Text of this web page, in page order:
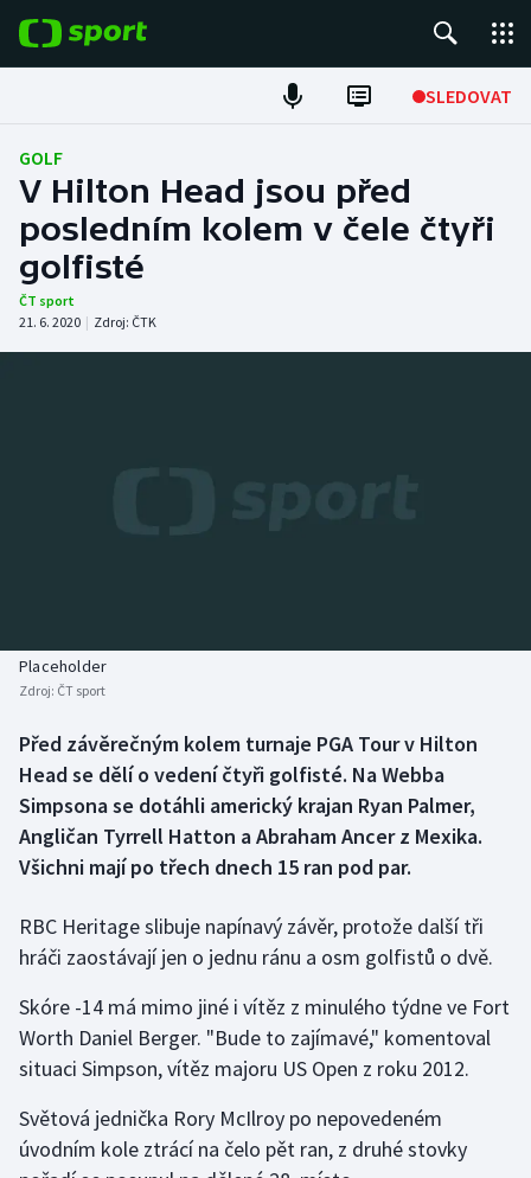
SLEDOVAT
Fotbal
Hokej
Tenis
Atletika
Biatlon
Box
Curling
Florbal
Futsal
Golf
Gymnastika
Házená
Aplikace ČT sport
GOLF
V Hilton Head jsou před
posledním kolem v čele čtyři
golfisté
ČT sport
21. 6. 2020 | Zdroj: ČTK
Placeholder
Zdroj: ČT sport
Před závěrečným kolem turnaje PGA Tour v Hilton
Head se dělí o vedení čtyři golfisté. Na Webba
Simpsona se dotáhli americký krajan Ryan Palmer,
Angličan Tyrrell Hatton a Abraham Ancer z Mexika.
Všichni mají po třech dnech 15 ran pod par.
RBC Heritage slibuje napínavý závěr, protože další tři
hráči zaostávají jen o jednu ránu a osm golfistů o dvě.
Skóre -14 má mimo jiné i vítěz z minulého týdne ve Fort
Worth Daniel Berger. "Bude to zajímavé," komentoval
situaci Simpson, vítěz majoru US Open z roku 2012.
Světová jednička Rory McIlroy po nepovedeném
úvodním kole ztrácí na čelo pět ran, z druhé stovky